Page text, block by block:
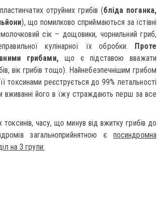
отруйних грибів (бліда поганка,
), що помилково сприймаються за їстівні
сік – дощовики, чорнильний гриб,
кулінарної їх обробки. Проте
грибами,що є підставою вважати
вік грибів тощо). Найнебезпечнішим грибом
токсинами реєструється до 99% летальності
вживанні його в їжу страждають перш за все
часу, що минув від вжитку грибів до
загальноприйнятною є посиндромна
на 3 групи: